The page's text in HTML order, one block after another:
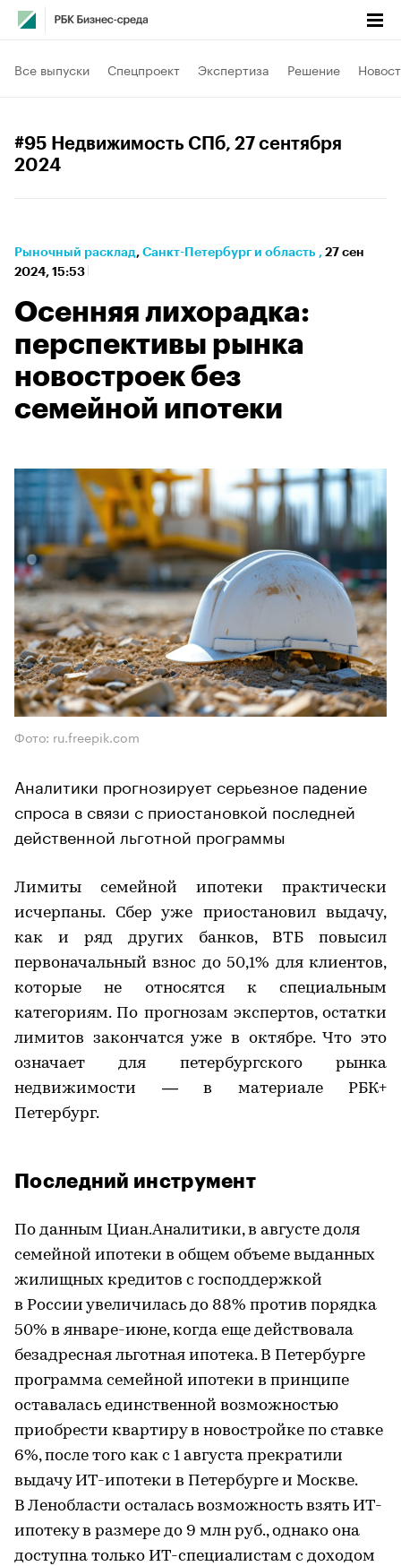
Все выпуски Спецпроект Экспертиза Решение
#95 Недвижимость СПб, 27 сентября
2024
Рыночный расклад⁠, Санкт-Петербург и область , 27 сен
2024, 15:53
Осенняя лихорадка:
перспективы рынка
новостроек без
семейной ипотеки
Фото: ru.freepik.com
Аналитики прогнозирует серьезное падение
спроса в связи с приостановкой последней
действенной льготной программы
Лимиты семейной ипотеки практически
исчерпаны. Сбер уже приостановил выдачу,
как и ряд других банков, ВТБ повысил
первоначальный взнос до 50,1% для клиентов,
которые не относятся к специальным
категориям. По прогнозам экспертов, остатки
лимитов закончатся уже в октябре. Что это
означает для петербургского рынка
недвижимости — в материале РБК+
Петербург.
Последний инструмент
По данным Циан.Аналитики, в августе доля
семейной ипотеки в общем объеме выданных
жилищных кредитов с господдержкой
в России увеличилась до 88% против порядка
50% в январе-июне, когда еще действовала
безадресная льготная ипотека. В Петербурге
программа семейной ипотеки в принципе
оставалась единственной возможностью
приобрести квартиру в новостройке по ставке
6%, после того как с 1 августа прекратили
выдачу ИТ-ипотеки в Петербурге и Москве.
В Ленобласти осталась возможность взять ИТ-
ипотеку в размере до 9 млн руб., однако она
доступна только ИТ-специалистам с доходом